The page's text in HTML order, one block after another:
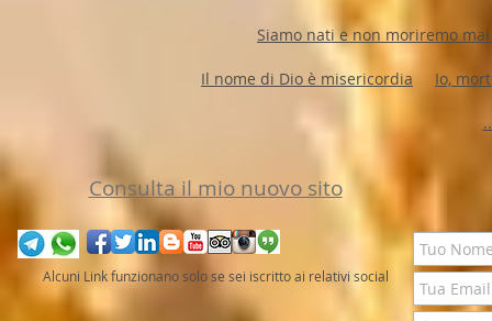
Siamo nati e non moriremo
Il nome di Dio è misericordia Io,
Consulta il mio nuovo sito
Alcuni Link funzionano solo se sei iscritto ai relativi social